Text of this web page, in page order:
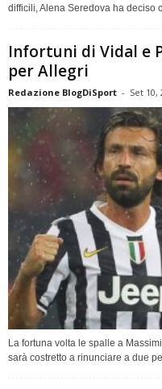
difficili, Alena Seredova ha deciso
Infortuni di Vidal e
per Allegri
Redazione BlogDiSport - Set 10,
La fortuna volta le spalle a
sarà costretto a rinunciare a due